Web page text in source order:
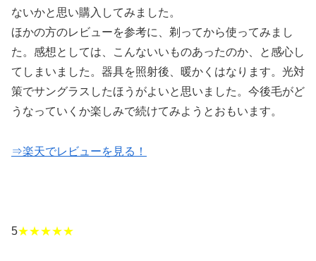
ないかと思い購入してみました。
ほかの方のレビューを参考に、剃ってから使ってみまし
た。感想としては、こんないいものあったのか、と感心し
てしまいました。器具を照射後、暖かくはなります。光対
策でサングラスしたほうがよいと思いました。今後毛がど
うなっていくか楽しみで続けてみようとおもいます。
⇒楽天でレビューを見る！
5★★★★★